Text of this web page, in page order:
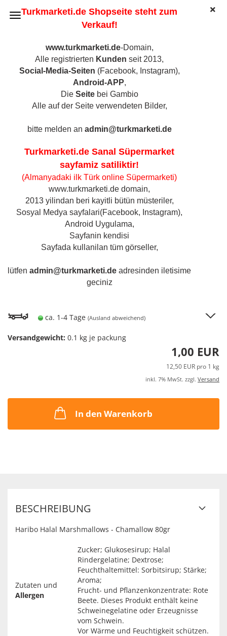
Turkmarketi.de Shopseite steht zum
Verkauf!
www.turkmarketi.de-Domain,
Alle registrierten Kunden seit 2013,
Social-Media-Seiten (Facebook, Instagram),
Android-APP,
Die Seitebei Gambio
Alle auf der Seite verwendeten Bilder,
bitte melden an admin@turkmarketi.de
Turkmarketi.de Sanal Süpermarket
sayfamiz satiliktir!
(Almanyadaki ilk Türk online Süpermarketi)
www.turkmarketi.de domain,
2013 yilindan beri kayitli bütün müsteriler,
Sosyal Medya sayfalari(Facebook, Instagram),
Android Uygulama,
Sayfanin kendisi
Sayfada kullanilan tüm görseller,
lütfen admin@turkmarketi.de adresinden iletisime
geciniz
Haribo Halal Marshmallows - Chamallow 80gr
ca. 1-4 Tage (Ausland abweichend)
Versandgewicht: 0.1 kg je packung
1,00 EUR
12,50 EUR pro 1 kg
inkl. 7% MwSt. zzgl. Versand
In den Warenkorb
BESCHREIBUNG
Haribo Halal Marshmallows - Chamallow 80gr
Zutaten und
Allergen
Zucker; Glukosesirup; Halal
Rindergelatine; Dextrose;
Feuchthaltemittel: Sorbitsirup; Stärke;
Aroma;
Frucht- und Pflanzenkonzentrate: Rote
Beete. Dieses Produkt enthält keine
Schweinegelatine oder Erzeugnisse
vom Schwein.
Vor Wärme und Feuchtigkeit schützen.